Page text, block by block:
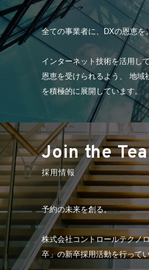
全ての事業者に、DXの恩恵を
インターネット技術を活用し
恩恵を受けられるよう、 地域
を積極的に展開しています。
Join the
採用情報
予約の未来を創る。
株式会社コントロールテクノ
卒」の新卒採用活動を行って